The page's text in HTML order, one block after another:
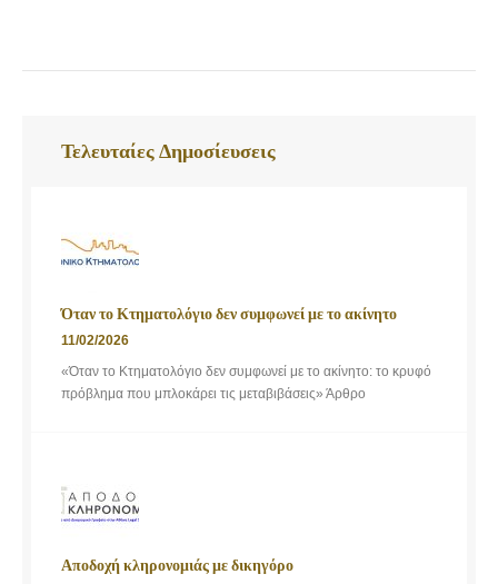
Τελευταίες Δημοσίευσεις
Όταν το Κτηματολόγιο δεν συμφωνεί με το ακίνητο
11/02/2026
«Όταν το Κτηματολόγιο δεν συμφωνεί με το ακίνητο: το κρυφό
πρόβλημα που μπλοκάρει τις μεταβιβάσεις» Άρθρο
Αποδοχή κληρονομιάς με δικηγόρο